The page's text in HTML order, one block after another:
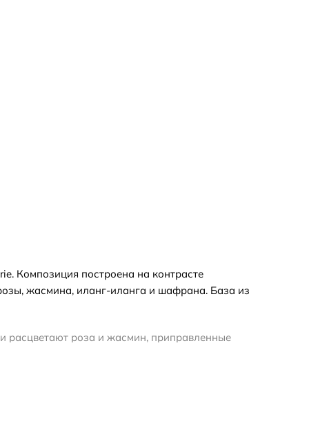
Композиция построена на контрасте
жасмина, иланг-иланга и шафрана. База из
расцветают роза и жасмин, приправленные